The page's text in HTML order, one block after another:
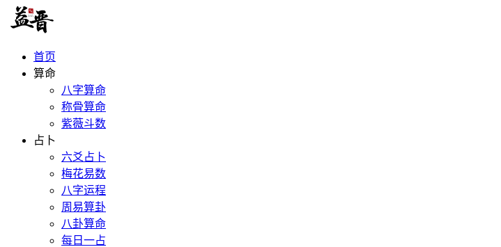
首页
算命
八字算命
称骨算命
紫薇斗数
占卜
六爻占卜
梅花易数
八字运程
周易算卦
八卦算命
每日一占